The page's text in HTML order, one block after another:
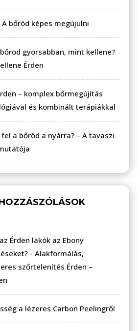
A bőröd képes megújulni
gyorsabban, mint kellene?
Érden
– komplex bőrmegújítás
és kombinált terápiákkal
a bőröd a nyárra? – A tavaszi
Érden lakók az Ebony
-Alakformálás,
szőrtelenítés Érden –
a lézeres Carbon Peelingről